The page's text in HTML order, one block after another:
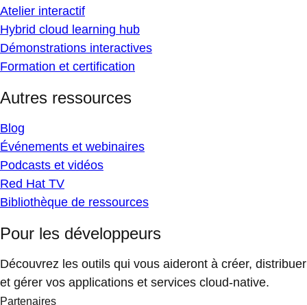
Atelier interactif
Hybrid cloud learning hub
Démonstrations interactives
Formation et certification
Autres ressources
Blog
Événements et webinaires
Podcasts et vidéos
Red Hat TV
Bibliothèque de ressources
Pour les développeurs
Découvrez les outils qui vous aideront à créer, distribuer
et gérer vos applications et services cloud-native.
Partenaires